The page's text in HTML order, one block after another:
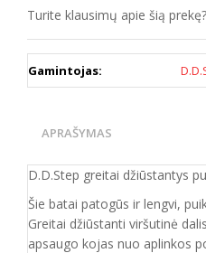
Turite klausimų apie šią prekę?
Gamintojas:
APRAŠYMAS
D.D.Step greitai džiūstantys
Šie batai patogūs ir lengvi,
Greitai džiūstanti viršutinė
apsaugo kojas nuo aplinkos